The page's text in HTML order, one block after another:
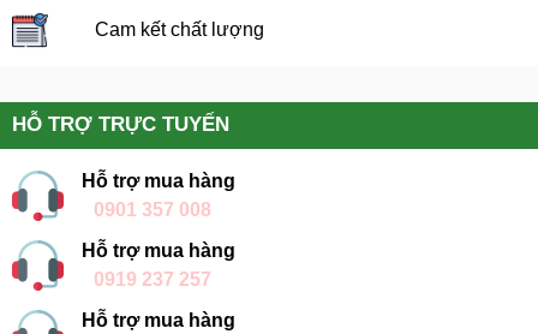
Cam kết chất lượng
HỖ TRỢ TRỰC TUYẾN
Hỗ trợ mua hàng
0901 357 008
Hỗ trợ mua hàng
0919 237 257
Hỗ trợ mua hàng